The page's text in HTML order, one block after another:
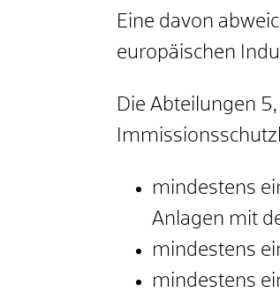
Eine davon
europäischen
Die Abteilungen
mindestens
Anlagen mit
mindestens
mindestens